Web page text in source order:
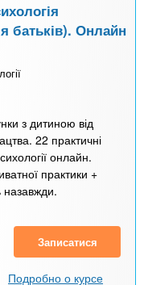
батьків). Онлайн
з дитиною від
22 практичні
онлайн.
практики +
назавжди.
Записатися
Подробно о курсе